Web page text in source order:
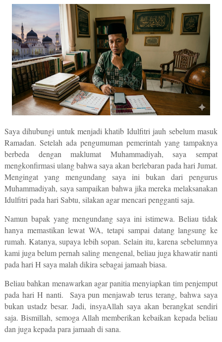
Saya dihubungi untuk menjadi khatib Idulfitri jauh sebelum masuk
Ramadan. Setelah ada pengumuman pemerintah yang tampaknya
berbeda dengan maklumat Muhammadiyah, saya sempat
mengkonfirmasi ulang bahwa saya akan berlebaran pada hari Jumat.
Mengingat yang mengundang saya ini bukan dari pengurus
Muhammadiyah, saya sampaikan bahwa jika mereka melaksanakan
Idulfitri pada hari Sabtu, silakan agar mencari pengganti saja.
Namun bapak yang mengundang saya ini istimewa. Beliau tidak
hanya memastikan lewat WA, tetapi sampai datang langsung ke
rumah. Katanya, supaya lebih sopan. Selain itu, karena sebelumnya
kami juga belum pernah saling mengenal, beliau juga khawatir nanti
pada hari H saya malah dikira sebagai jamaah biasa.
Beliau bahkan menawarkan agar panitia menyiapkan tim penjemput
pada hari H nanti. Saya pun menjawab terus terang, bahwa saya
bukan ustadz besar. Jadi, insyaAllah saya akan berangkat sendiri
saja. Bismillah, semoga Allah memberikan kebaikan kepada beliau
dan juga kepada para jamaah di sana.